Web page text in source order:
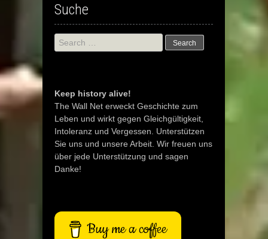
Suche
Search
for:
Keep history alive!
The Wall Net erweckt Geschichte zum
Leben und wirkt gegen Gleichgültigkeit,
Intoleranz und Vergessen. Unterstützen
Sie uns und unsere Arbeit. Wir freuen uns
über jede Unterstützung und sagen
Danke!
Buy me a coffee